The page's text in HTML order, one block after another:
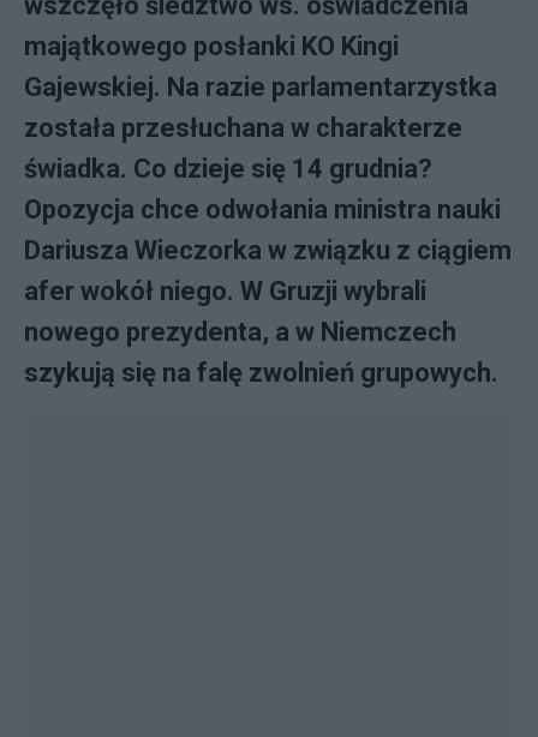
majątkowego posłanki KO Kingi
Gajewskiej. Na razie parlamentarzystka
została przesłuchana w charakterze
świadka. Co dzieje się 14 grudnia?
Opozycja chce odwołania ministra nauki
Dariusza Wieczorka w związku z ciągiem
afer wokół niego. W Gruzji wybrali
nowego prezydenta, a w Niemczech
szykują się na falę zwolnień grupowych.